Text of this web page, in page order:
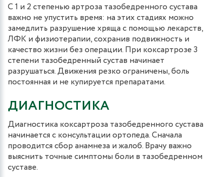
С 1 и 2 степенью артроза тазобедренного сустава
важно не упустить время: на этих стадиях можно
замедлить разрушение хряща с помощью лекарств,
ЛФК и физиотерапии, сохранив подвижность и
качество жизни без операции. При коксартрозе 3
степени тазобедренный сустав начинает
разрушаться. Движения резко ограничены, боль
постоянная и не купируется препаратами.
ДИАГНОСТИКА
Диагностика коксартроза тазобедренного сустава
начинается с консультации ортопеда. Сначала
проводится сбор анамнеза и жалоб. Врачу важно
выяснить точные симптомы боли в тазобедренном
суставе.